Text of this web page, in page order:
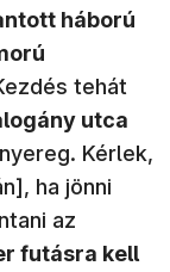
háború
tehát
utca
Kérlek,
ha jönni
az
futásra kell